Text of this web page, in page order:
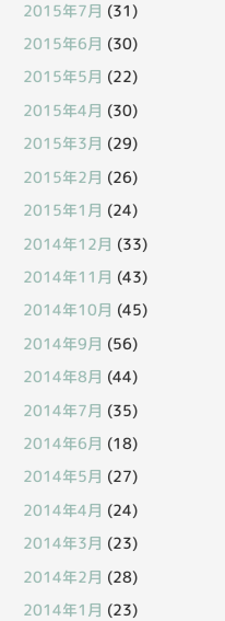
2015年7月 (31)
2015年6月 (30)
2015年5月 (22)
2015年4月 (30)
2015年3月 (29)
2015年2月 (26)
2015年1月 (24)
2014年12月 (33)
2014年11月 (43)
2014年10月 (45)
2014年9月 (56)
2014年8月 (44)
2014年7月 (35)
2014年6月 (18)
2014年5月 (27)
2014年4月 (24)
2014年3月 (23)
2014年2月 (28)
2014年1月 (23)